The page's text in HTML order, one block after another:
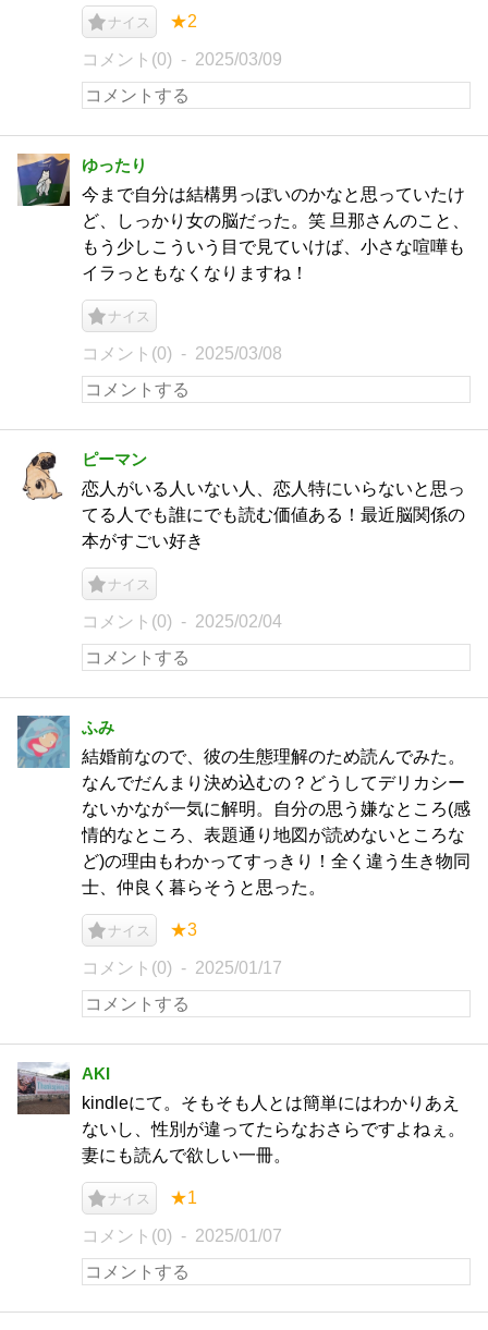
ナイス ★2
コメント(0) 2025/03/09
ゆったり
今まで自分は結構男っぽいのかなと思っていたけ
ど、しっかり女の脳だった。笑 旦那さんのこと、
もう少しこういう目で見ていけば、小さな喧嘩も
イラっともなくなりますね！
ナイス
コメント(0) 2025/03/08
ピーマン
恋人がいる人いない人、恋人特にいらないと思っ
てる人でも誰にでも読む価値ある！最近脳関係の
本がすごい好き
ナイス
コメント(0) 2025/02/04
ふみ
結婚前なので、彼の生態理解のため読んでみた。
なんでだんまり決め込むの？どうしてデリカシー
ないかなが一気に解明。自分の思う嫌なところ(感
情的なところ、表題通り地図が読めないところな
ど)の理由もわかってすっきり！全く違う生き物同
士、仲良く暮らそうと思った。
ナイス ★3
コメント(0) 2025/01/17
AKI
kindleにて。そもそも人とは簡単にはわかりあえ
ないし、性別が違ってたらなおさらですよねぇ。
妻にも読んで欲しい一冊。
ナイス ★1
コメント(0) 2025/01/07